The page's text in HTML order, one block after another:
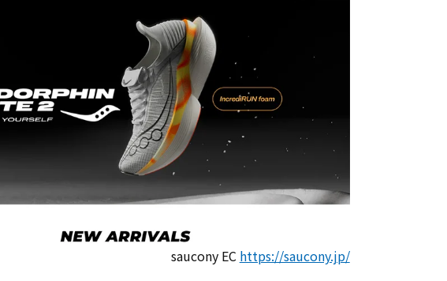
saucony EC https://saucony.jp/